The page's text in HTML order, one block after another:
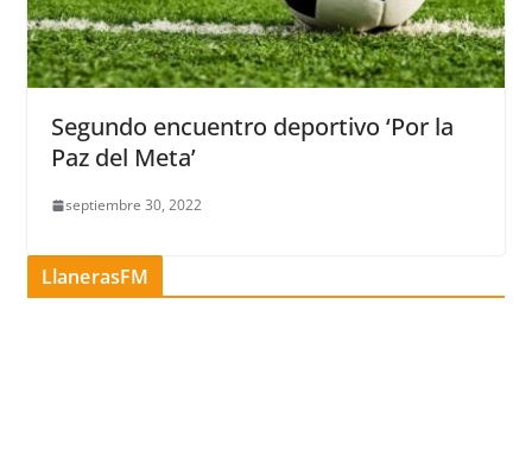
Segundo encuentro deportivo ‘Por la
Paz del Meta’
septiembre 30, 2022
LlanerasFM